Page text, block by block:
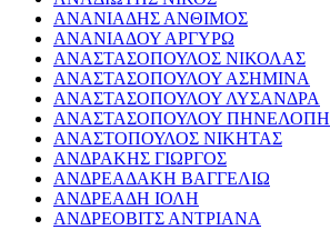
ΑΝΑΝΙΑΔΗΣ ΑΝΘΙΜΟΣ
ΑΝΑΝΙΑΔΟΥ ΑΡΓΥΡΩ
ΑΝΑΣΤΑΣΟΠΟΥΛΟΣ ΝΙΚΟΛΑΣ
ΑΝΑΣΤΑΣΟΠΟΥΛΟΥ ΑΣΗΜΙΝΑ
ΑΝΑΣΤΑΣΟΠΟΥΛΟΥ ΛΥΣΑΝΔΡΑ
ΑΝΑΣΤΑΣΟΠΟΥΛΟΥ ΠΗΝΕΛΟΠΗ
ΑΝΑΣΤΟΠΟΥΛΟΣ ΝΙΚΗΤΑΣ
ΑΝΔΡΑΚΗΣ ΓΙΩΡΓΟΣ
ΑΝΔΡΕΑΔΑΚΗ ΒΑΓΓΕΛΙΩ
ΑΝΔΡΕΑΔΗ ΙΟΛΗ
ΑΝΔΡΕΟΒΙΤΣ ΑΝΤΡΙΑΝΑ